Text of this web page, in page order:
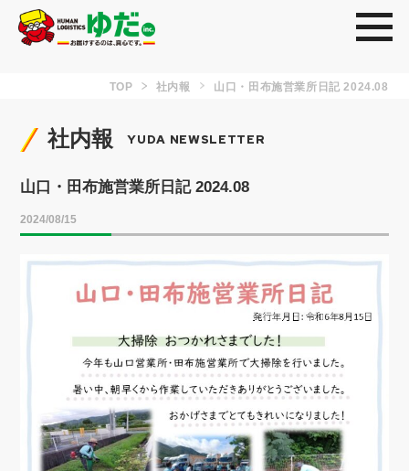
TOP 社内報 山口・田布施営業所日記 2024.08
社内報 YUDA NEWSLETTER
山口・田布施営業所日記 2024.08
2024/08/15